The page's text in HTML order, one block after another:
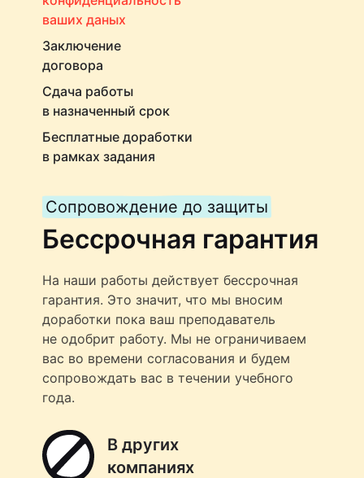
ваших даных
Заключение
договора
Сдача работы
в назначенный срок
Бесплатные доработки
в рамках задания
Сопровождение до защиты
Бессрочная гарантия
На наши работы действует бессрочная
гарантия. Это значит, что мы вносим
доработки пока ваш преподаватель
не одобрит работу. Мы не ограничиваем
вас во времени согласования и будем
сопровождать вас в течении учебного
года.
В других
компаниях